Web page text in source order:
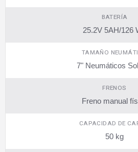
BATERÍA
25.2V 5AH/126
TAMAÑO
7" Neumáticos
FRENOS
Freno manual
CAPACIDAD DE
50 kg